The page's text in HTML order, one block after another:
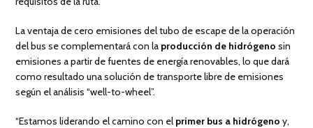
La ventaja de cero emisiones del tubo de escape de la operación
del bus se complementará con la producción de hidrógeno sin
emisiones a partir de fuentes de energía renovables, lo que dará
como resultado una solución de transporte libre de emisiones
según el análisis “well-to-wheel”.
“Estamos liderando el camino con el primer bus a hidrógeno y,